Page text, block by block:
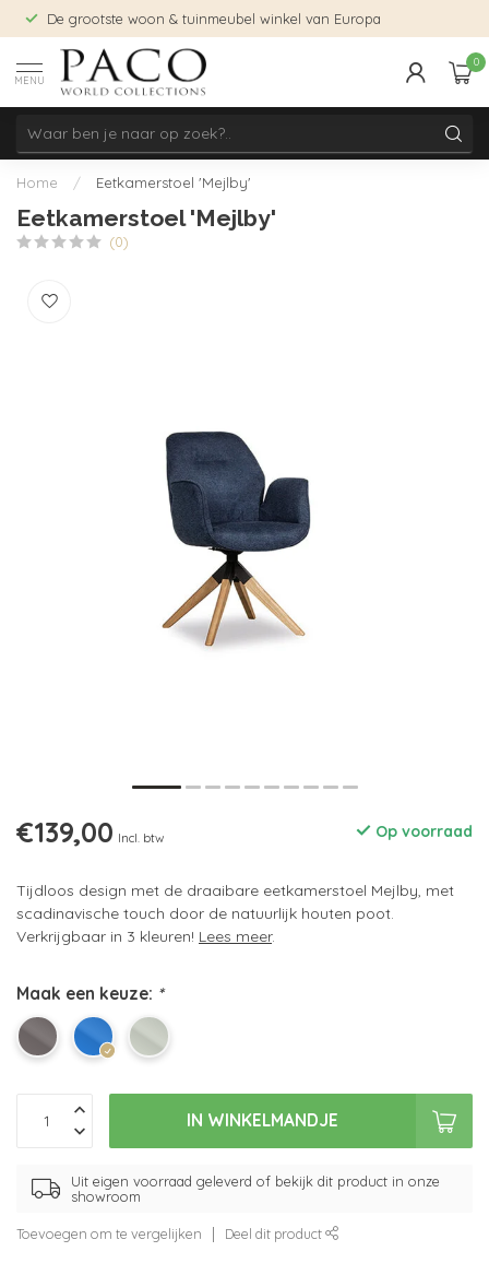
De grootste woon & tuinmeubel winkel van Europa
MENU
0
Home / Eetkamerstoel 'Mejlby'
Eetkamerstoel 'Mejlby'
(0)
€139,00 Incl. btw Op voorraad
Tijdloos design met de draaibare eetkamerstoel Mejlby, met
scadinavische touch door de natuurlijk houten poot.
Verkrijgbaar in 3 kleuren! Lees meer.
Maak een keuze: *
IN WINKELMANDJE
Uit eigen voorraad geleverd of bekijk dit product in onze
showroom
Toevoegen om te vergelijken Deel dit product